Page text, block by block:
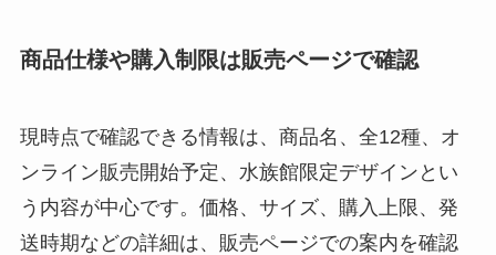
商品仕様や購入制限は販売ページで確認
現時点で確認できる情報は、商品名、全12種、オ
ンライン販売開始予定、水族館限定デザインとい
う内容が中心です。価格、サイズ、購入上限、発
送時期などの詳細は、販売ページでの案内を確認